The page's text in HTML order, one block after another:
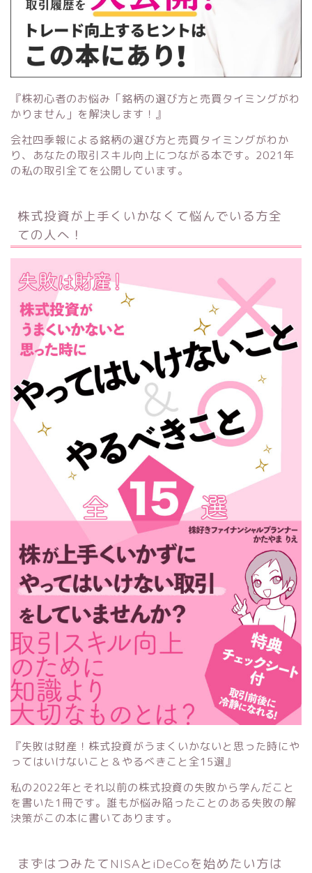
『株初心者のお悩み「銘柄の選び方と売買タイミングがわ
かりません」を解決します！』
会社四季報による銘柄の選び方と売買タイミングがわか
り、あなたの取引スキル向上につながる本です。2021年
の私の取引全てを公開しています。
株式投資が上手くいかなくて悩んでいる方全
ての人へ！
『失敗は財産！株式投資がうまくいかないと思った時にや
ってはいけないこと＆やるべきこと全15選』
私の2022年とそれ以前の株式投資の失敗から学んだこと
を書いた1冊です。誰もが悩み陥ったことのある失敗の解
決策がこの本に書いてあります。
まずはつみたてNISAとiDeCoを始めたい方は